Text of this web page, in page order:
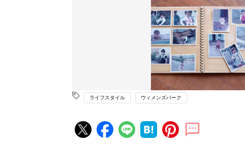
ライフスタイル ウィメンズパーク